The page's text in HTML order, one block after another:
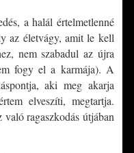
a halál értelmetlenné
az életvágy, amit le kell
nem szabadul az újra
fogy el a karmája). A
aki meg akarja
elveszíti, megtartja.
ragaszkodás útjában